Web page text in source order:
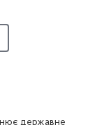
державне